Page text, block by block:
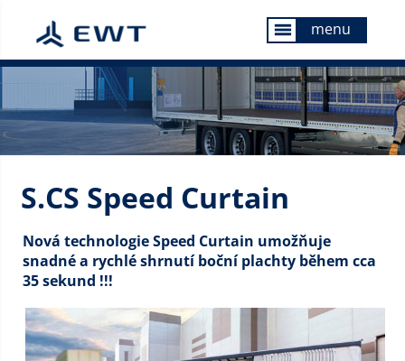
menu menu
S.CS Speed Curtain
Nová technologie Speed Curtain umožňuje
snadné a rychlé shrnutí boční plachty během cca
35 sekund !!!